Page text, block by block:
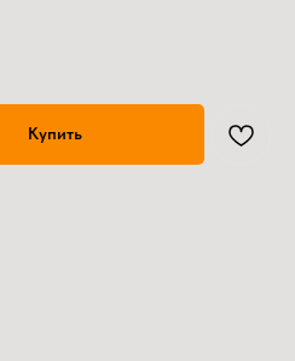
Купить